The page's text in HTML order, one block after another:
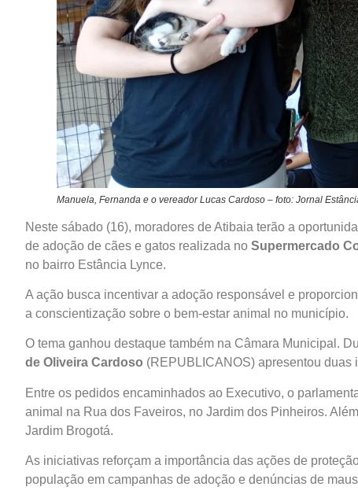
Manuela, Fernanda e o vereador Lucas Cardoso – foto: Jornal
Neste sábado (16), moradores de Atibaia terão a
de adoção de cães e gatos realizada no Supermercado
no bairro Estância Lynce.
A ação busca incentivar a adoção responsável e
a conscientização sobre o bem-estar animal no município.
O tema ganhou destaque também na Câmara Municipal.
de Oliveira Cardoso (REPUBLICANOS) apresentou
Entre os pedidos encaminhados ao Executivo, o
animal na Rua dos Faveiros, no Jardim dos Pinheiros.
Jardim Brogotá.
As iniciativas reforçam a importância das ações de
população em campanhas de adoção e denúncias de